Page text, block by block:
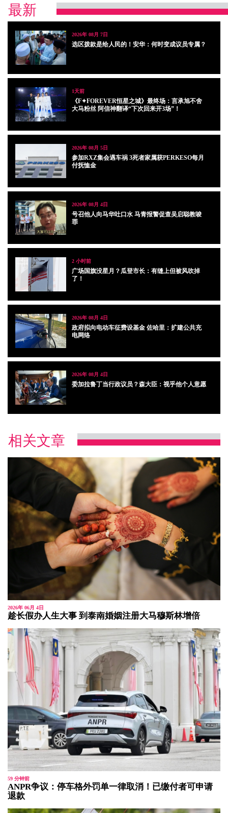
最新
2026年 08月 7日
选区拨款是给人民的！安华：何时变成议员专属？
1天前
《F✦FOREVER恒星之城》最终场：言承旭不舍
大马粉丝 阿信神翻译“下次回来开3场”！
2026年 08月 5日
参加RXZ集会遇车祸 3死者家属获PERKESO每月
付抚恤金
2026年 08月 4日
号召他人向马华吐口水 马青报警促查吴启聪教唆
罪
2 小时前
广场国旗没星月？瓜登市长：有缝上但被风吹掉
了！
2026年 08月 4日
政府拟向电动车征费设基金 佐哈里：扩建公共充
电网络
2026年 08月 4日
委加拉鲁丁当行政议员？森大臣：视乎他个人意愿
相关文章
2026年 06月 4日
趁长假办人生大事 到泰南婚姻注册大马穆斯林增倍
59 分钟前
ANPR争议：停车格外罚单一律取消！已缴付者可申请
退款